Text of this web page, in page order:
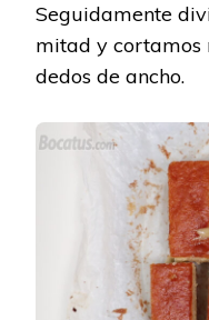
Seguidamente
mitad y cortamos
dedos de ancho.